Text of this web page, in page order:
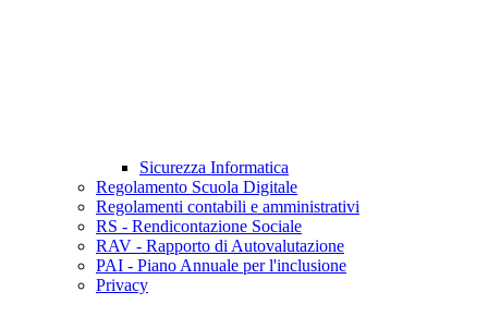
Sicurezza Informatica
Regolamento Scuola Digitale
Regolamenti contabili e amministrativi
RS - Rendicontazione Sociale
RAV - Rapporto di Autovalutazione
PAI - Piano Annuale per l'inclusione
Privacy